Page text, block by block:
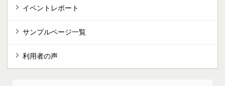
イベントレポート
サンプルページ一覧
利用者の声